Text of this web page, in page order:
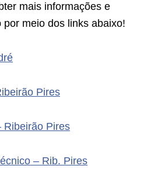
mais informações e
meio dos links abaixo!
Pires
Ribeirão Pires
– Rib. Pires